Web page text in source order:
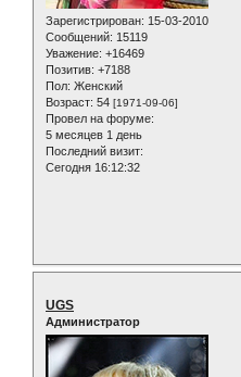
Зарегистрирован: 15-03-2010
Сообщений: 15119
Уважение: +16469
Позитив: +7188
Пол: Женский
Возраст: 54 [1971-09-06]
Провел на форуме:
5 месяцев 1 день
Последний визит:
Сегодня 16:12:32
UGS
Администратор